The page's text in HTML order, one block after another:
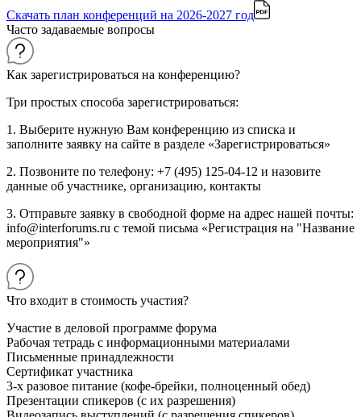
Скачать план конференций на 2026-2027 год
Часто задаваемые вопросы
Как зарегистрироваться на конференцию?
Три простых способа зарегистрироваться:
1. Выберите нужную Вам конференцию из списка и
заполните заявку на сайте в разделе «Зарегистрироваться»
2. Позвоните по телефону: +7 (495) 125-04-12 и назовите
данные об участнике, организацию, контакты
3. Отправьте заявку в свободной форме на адрес нашей почты:
info@interforums.ru с темой письма «Регистрация на "Название
мероприятия"»
Что входит в стоимость участия?
Участие в деловой программе форума
Рабочая тетрадь с информационными материалами
Письменные принадлежности
Сертификат участника
3-х разовое питание (кофе-брейки, полноценный обед)
Презентации спикеров (с их разрешения)